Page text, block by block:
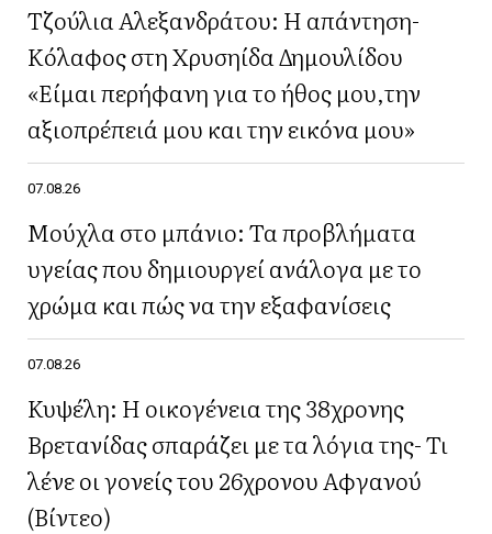
Τζούλια Αλεξανδράτου: Η απάντηση-
Κόλαφος στη Χρυσηίδα Δημουλίδου
«Είμαι περήφανη για το ήθος μου,την
αξιοπρέπειά μου και την εικόνα μου»
07.08.26
Μούχλα στο μπάνιο: Τα προβλήματα
υγείας που δημιουργεί ανάλογα με το
χρώμα και πώς να την εξαφανίσεις
07.08.26
Κυψέλη: Η οικογένεια της 38χρονης
Βρετανίδας σπαράζει με τα λόγια της- Τι
λένε οι γονείς του 26χρονου Αφγανού
(Βίντεο)